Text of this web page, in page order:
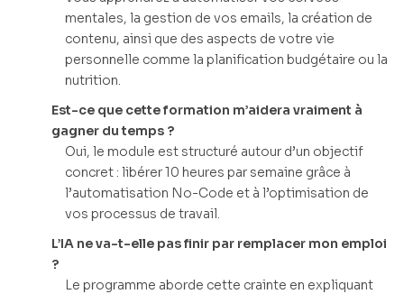
mentales, la gestion de vos emails, la création de
contenu, ainsi que des aspects de votre vie
personnelle comme la planification budgétaire ou la
nutrition.
Est-ce que cette formation m’aidera vraiment à
gagner du temps ?
Oui, le module est structuré autour d’un objectif
concret : libérer 10 heures par semaine grâce à
l’automatisation No-Code et à l’optimisation de
vos processus de travail.
L’IA ne va-t-elle pas finir par remplacer mon emploi
?
Le programme aborde cette crainte en expliquant